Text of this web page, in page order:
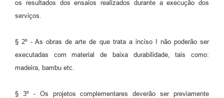
os resultados dos ensaios realizados durante a execução dos
serviços.
§ 2º - As obras de arte de que trata a inciso I não poderão ser
executadas com material de baixa durabilidade, tais como:
madeira, bambu etc.
§ 3º - Os projetos complementares deverão ser previamente